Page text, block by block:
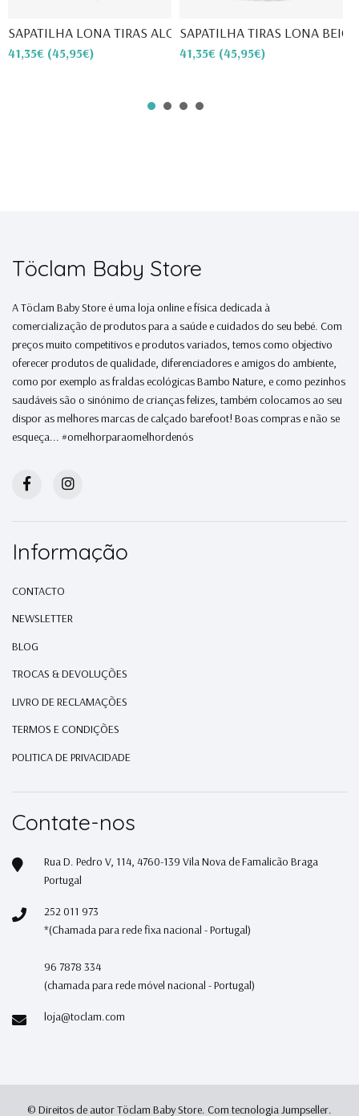
SAPATILHA LONA TIRAS ALOE- ...
41,35€ (45,95€)
SAPATILHA TIRAS LONA
41,35€ (45,95€)
Töclam Baby Store
A Töclam Baby Store é uma loja online e física dedicada à
comercialização de produtos para a saúde e cuidados do seu bebé. Com
preços muito competitivos e produtos variados, temos como objectivo
oferecer produtos de qualidade, diferenciadores e amigos do ambiente,
como por exemplo as fraldas ecológicas Bambo Nature, e como pezinhos
saudáveis são o sinónimo de crianças felizes, também colocamos ao seu
dispor as melhores marcas de calçado barefoot! Boas compras e não se
esqueça... #omelhorparaomelhordenós
Informação
CONTACTO
NEWSLETTER
BLOG
TROCAS & DEVOLUÇÕES
LIVRO DE RECLAMAÇÕES
TERMOS E CONDIÇÕES
POLITICA DE PRIVACIDADE
Contate-nos
Rua D. Pedro V, 114, 4760-139 Vila Nova de Famalicão Braga
Portugal
252 011 973
*(Chamada para rede fixa nacional - Portugal)
96 7878 334
(chamada para rede móvel nacional - Portugal)
loja@toclam.com
© Direitos de autor Töclam Baby Store. Com tecnologia Jumpseller.